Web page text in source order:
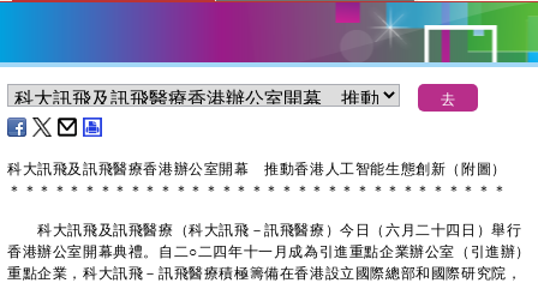
科大訊飛及訊飛醫療香港辦公室開幕 推動香港人工智能生態創新（附圖）
＊ ＊ ＊ ＊ ＊ ＊ ＊ ＊ ＊ ＊ ＊ ＊ ＊ ＊ ＊ ＊ ＊ ＊ ＊ ＊ ＊ ＊ ＊ ＊ ＊ ＊ ＊ ＊ ＊ ＊ ＊ ＊ ＊
科大訊飛及訊飛醫療（科大訊飛－訊飛醫療）今日（六月二十四日）舉行
香港辦公室開幕典禮。自二○二四年十一月成為引進重點企業辦公室（引進辦）
重點企業，科大訊飛－訊飛醫療積極籌備在香港設立國際總部和國際研究院，